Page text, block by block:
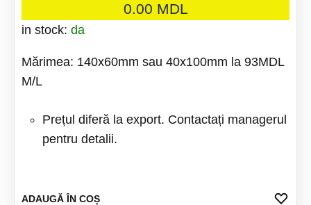
0.00 MDL
in stock: da
Mărimea: 140x60mm sau 40x100mm la 93MDL
M/L
Prețul diferă la export. Contactați managerul
pentru detalii.
ADAUGĂ ÎN COȘ